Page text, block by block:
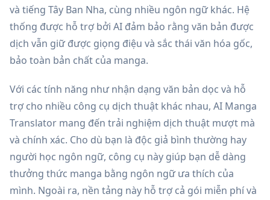
và tiếng Tây Ban Nha, cùng nhiều ngôn ngữ khác. Hệ
thống được hỗ trợ bởi AI đảm bảo rằng văn bản được
dịch vẫn giữ được giọng điệu và sắc thái văn hóa gốc,
bảo toàn bản chất của manga.
Với các tính năng như nhận dạng văn bản dọc và hỗ
trợ cho nhiều công cụ dịch thuật khác nhau, AI Manga
Translator mang đến trải nghiệm dịch thuật mượt mà
và chính xác. Cho dù bạn là độc giả bình thường hay
người học ngôn ngữ, công cụ này giúp bạn dễ dàng
thưởng thức manga bằng ngôn ngữ ưa thích của
mình. Ngoài ra, nền tảng này hỗ trợ cả gói miễn phí và